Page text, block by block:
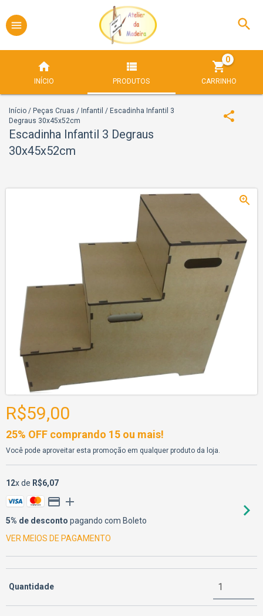
INÍCIO PRODUTOS CARRINHO
0
Início / Peças Cruas / Infantil / Escadinha Infantil 3
Degraus 30x45x52cm
Escadinha Infantil 3 Degraus
30x45x52cm
R$59,00
25% OFF comprando 15 ou mais!
Você pode aproveitar esta promoção em qualquer produto da loja.
12x de R$6,07
5% de desconto pagando com Boleto
VER MEIOS DE PAGAMENTO
Quantidade